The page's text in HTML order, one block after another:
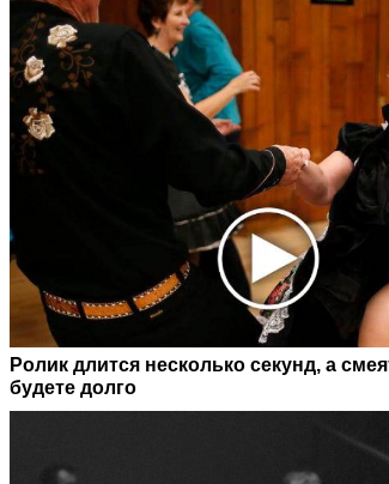
Ролик длится несколько секунд, а
будете долго